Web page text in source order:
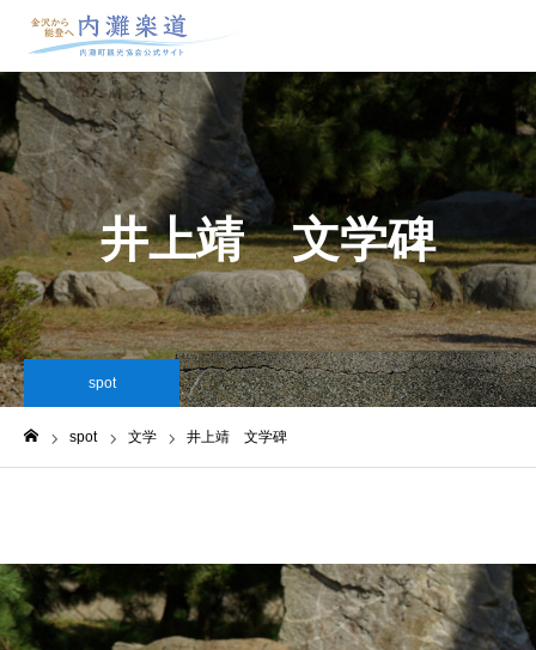
井上靖 文学碑
spot
spot 文学 井上靖 文学碑